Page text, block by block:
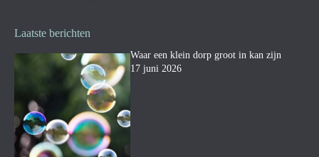
Laatste berichten
Waar een klein dorp groot in kan zijn
17 juni 2026